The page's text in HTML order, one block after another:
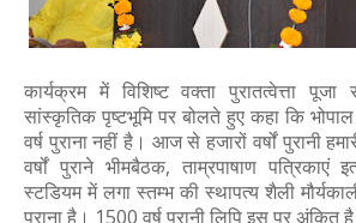
कार्यक्रम में विशिष्ट वक्ता पुरातत्वेत्ता
सांस्कृतिक पृष्टभूमि पर बोलते हुए कहा कि
वर्ष पुराना नहीं है। आज से हजारों वर्षों पुरानी
वर्षों पुराने भीमबैठक, ताम्रपाषाण पत्रिकाएं
स्टडियम में लगा स्तम्भ की स्थापत्य शैली
पुराना है। 1500 वर्ष पुरानी लिपि इस पर अंकित